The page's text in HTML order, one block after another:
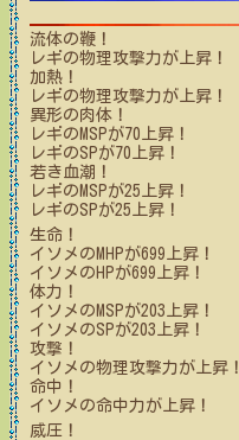
流体の鞭！
レギの物理攻撃力が上昇！
加熱！
レギの物理攻撃力が上昇！
異形の肉体！
レギのMSPが70 上昇！
レギのSPが70 上昇！
若き血潮！
レギのMSPが25 上昇！
レギのSPが25 上昇！
生命！
イソメ のMHPが699 上昇！
イソメ のHPが699 上昇！
体力！
イソメ のMSPが203 上昇！
イソメ のSPが203 上昇！
攻撃！
イソメ の物理攻撃力が上昇！
命中！
イソメ の命中力が上昇！
威圧！